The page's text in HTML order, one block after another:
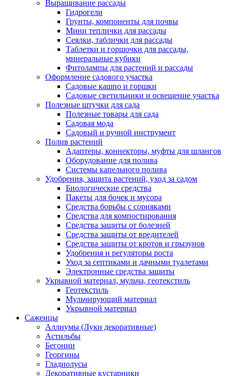
Выращивание рассады
Гидрогели
Грунты, компоненты для почвы
Мини теплички для рассады
Сеялки, таблички для рассады
Таблетки и горшочки для рассады,
минеральные кубики
Фитолампы для растений и рассады
Оформление садового участка
Садовые кашпо и горшки
Садовые светильники и освещение участка
Полезные штучки для сада
Полезные товары для сада
Садовая мода
Садовый и ручной инструмент
Полив растений
Адаптеры, коннекторы, муфты для шлангов
Оборудование для полива
Системы капельного полива
Удобрения, защита растений, уход за садом
Биологические средства
Пакеты для бочек и мусора
Средства борьбы с сорняками
Средства для компостирования
Средства защиты от болезней
Средства защиты от вредителей
Средства защиты от кротов и грызунов
Удобрения и регуляторы роста
Уход за септиками и дачными туалетами
Электронные средства защиты
Укрывной материал, мульча, геотекстиль
Геотекстиль
Мульчирующий материал
Укрывной материал
Саженцы
Аллиумы (Луки декоративные)
Астильбы
Бегонии
Георгины
Гладиолусы
Декоративные кустарники